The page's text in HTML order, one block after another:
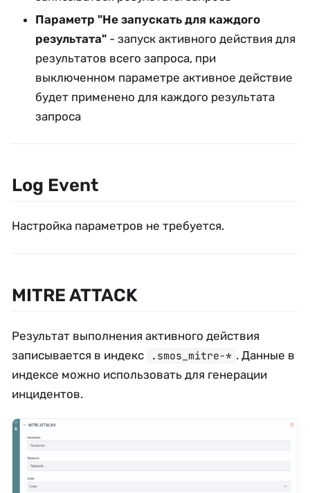
Параметр "Не запускать для каждого
результата" - запуск активного действия для
результатов всего запроса, при
выключенном параметре активное действие
будет применено для каждого результата
запроса
Log Event
Настройка параметров не требуется.
MITRE ATTACK
Результат выполнения активного действия
записывается в индекс
.smos_mitre-* . Данные в
индексе можно использовать для генерации
инцидентов.